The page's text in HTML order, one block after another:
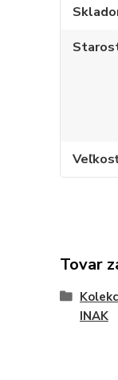
Tovar
INAK